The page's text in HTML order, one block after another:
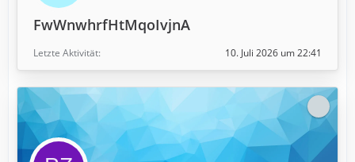
FwWnwhrfHtMqoIvjnA
Letzte Aktivität 10. Juli 2026 um 22:41